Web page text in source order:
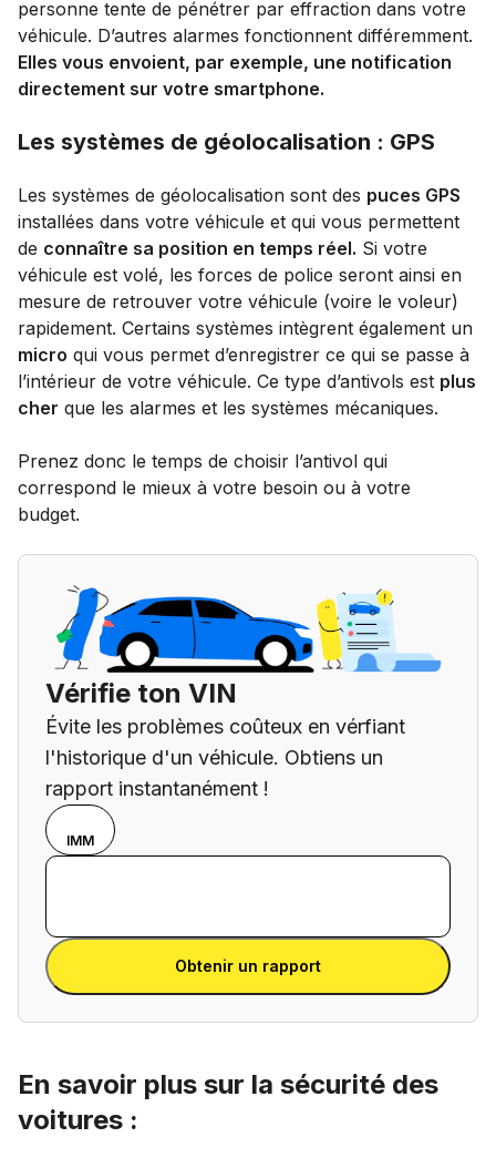
personne tente de pénétrer par effraction dans votre
véhicule. D’autres alarmes fonctionnent différemment.
Elles vous envoient, par exemple, une notification
directement sur votre smartphone.
Les systèmes de géolocalisation : GPS
Les systèmes de géolocalisation sont des puces GPS
installées dans votre véhicule et qui vous permettent
de connaître sa position en temps réel. Si votre
véhicule est volé, les forces de police seront ainsi en
mesure de retrouver votre véhicule (voire le voleur)
rapidement. Certains systèmes intègrent également un
micro qui vous permet d’enregistrer ce qui se passe à
l’intérieur de votre véhicule. Ce type d’antivols est plus
cher que les alarmes et les systèmes mécaniques.
Prenez donc le temps de choisir l’antivol qui
correspond le mieux à votre besoin ou à votre
budget.
Vérifie ton VIN
Évite les problèmes coûteux en vérfiant
l'historique d'un véhicule. Obtiens un
rapport instantanément !
Sélectionne ton
mode de saisie
une plaque
d'immatriculation
IMM
Entrer le VIN
Entrer le VIN
Obtenir un rapport
En savoir plus sur la sécurité des
voitures :